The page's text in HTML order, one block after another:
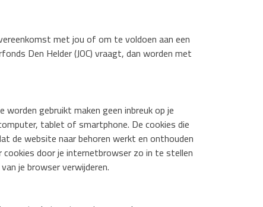
met jou of om te voldoen aan een
Den Helder (JOC) vraagt, dan worden met
gebruikt maken geen inbreuk op je
tablet of smartphone. De cookies die
de website naar behoren werkt en onthouden
cookies door je internetbrowser zo in te stellen
je browser verwijderen.